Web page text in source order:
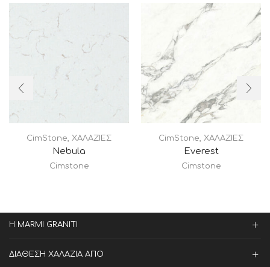
CimStone ΧΑΛΑΖΙΕΣ
Nebula
Cimstone
CimStone ΧΑΛΑΖΙΕΣ
Everest
Cimstone
Η MARMI GRANITI
ΔΙΑΘΕΣΗ ΧΑΛΑΖΙΑ ΑΠΟ